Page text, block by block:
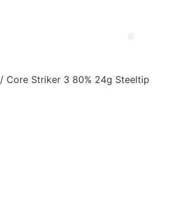
/ Core Striker 3 80% 24g Steeltip